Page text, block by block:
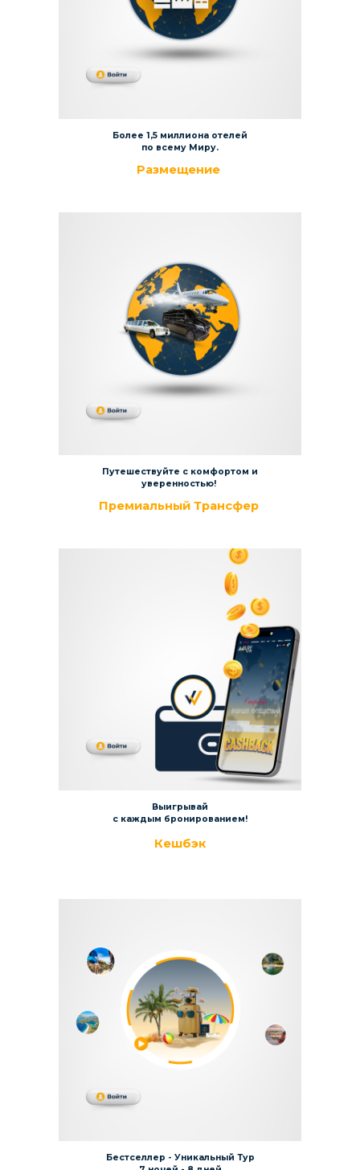
Более 1,5 миллиона отелей
по всему Миру.
Размещение
Путешествуйте с комфортом и
уверенностью!
Премиальный Трансфер
Выигрывай
с каждым бронированием!
Кешбэк
Бестселлер - Уникальный Тур